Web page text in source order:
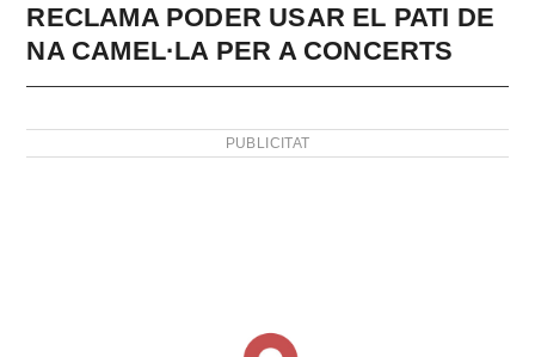
RECLAMA PODER USAR EL PATI DE
NA CAMEL·LA PER A CONCERTS
PUBLICITAT